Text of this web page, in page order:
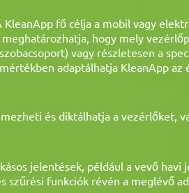
KleanApp fő célja a mobil vagy
meghatározhatja, hogy mely
vagy részletesen a
mértékben adaptálhatja KleanApp
és diktálhatja a vezérlőket,
jelentések, például a vevő
szűrési funkciók révén a meglévő